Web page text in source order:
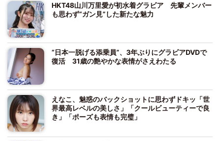
HKT48山川万里愛が初水着グラビア 先輩メンバー
も思わず“ガン見”した新たな魅力
“日本一脱げる添乗員”、3年ぶりにグラビアDVDで
復活 31歳の艶やかな表情がさえわたる
えなこ、魅惑のバックショットに思わずドキッ「世
界最高レベルの美しさ」「クールビューティーで良
き」「ポーズも表情も完璧」